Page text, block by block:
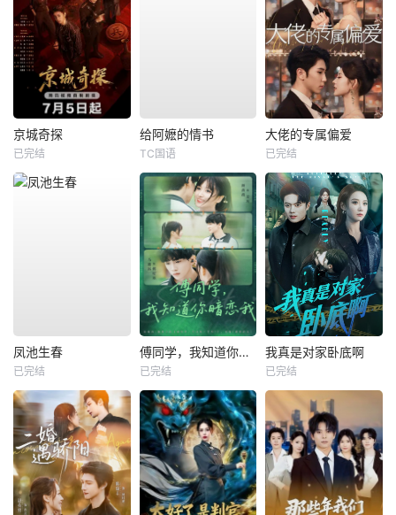
京城奇探
已完结
给阿嬷的情书
TC国语
大佬的专属偏爱
已完结
凤池生春
已完结
傅同学，我知道你暗恋我
已完结
我真是对家卧底啊
已完结